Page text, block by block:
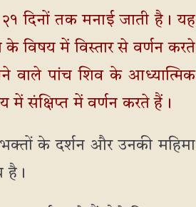
दिनों तक मनाई जाती है। यह
के विषय में विस्तार से वर्णन करते
वाले पांच शिव के आध्यात्मिक
संक्षिप्त में वर्णन करते हैं।
के दर्शन और उनकी महिमा
है।